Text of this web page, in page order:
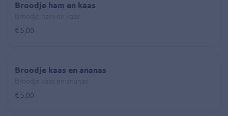
Broodje ham en kaas
€ 5,00
Broodje kaas en ananas
€ 5,00